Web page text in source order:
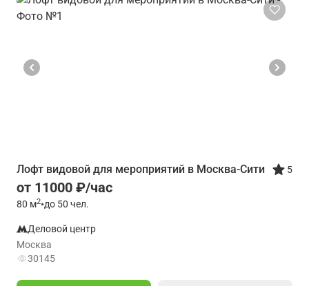
Лофт видовой для мероприятий в Москва-Сити
от 11000 ₽/час
80 м2•до 50 чел.
5
Деловой центр
Москва
30145